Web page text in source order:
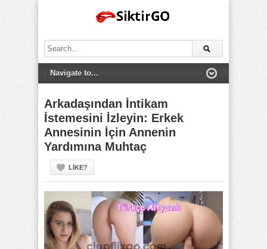
Search
for:
Arkadaşından İntikam
İstemesini İzleyin: Erkek
Annesinin İçin Annenin
Yardımına Muhtaç
LIKE?